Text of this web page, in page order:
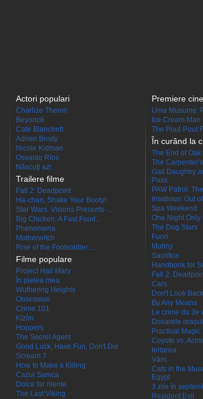
Actori populari
Charlize Theron
Beyoncé
Cate Blanchett
Adrien Brody
Nicole Kidman
Osvaldo Ríos
Născuţi azi
Trailere filme
Fall 2: Deadpoint
Ha-chan, Shake Your Booty!
Star Wars: Visions Presents -...
Big Chicken: A Fast Food...
Phenomena
Motherwitch
Rise of the Footsoldier:...
Filme populare
Project Hail Mary
În pielea mea
Wuthering Heights
Obsession
Crime 101
Kîzîm
Hoppers
The Secret Agent
Good Luck, Have Fun, Don't Die
Scream 7
How to Make a Killing
Cazul Samca
Dolce far niente
The Last Viking
Premiere
Uma Musume:
Ice Cream Man
The Pout-Pout
În curând la
The End of Oak
The
Gail Daughtry
Pass
PAW Patrol:
Insidious: Out
Spa Weekend
One Night Only
The Dog Stars
Fuori
Mutiny
Sacrifice
Handbook for
Fall 2:
Cars
Don't Look
By Any Means
Le crime du 3e
Dosarele
Practical Magic
Coyote vs.
Iertarea
Värn
Cats in the
Egypt
3 zile în
Resident Evil